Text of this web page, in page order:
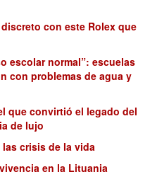
con este Rolex que
escolar normal”: escuelas
con problemas de agua y
que convirtió el legado del
de lujo
crisis de la vida
en la Lituania